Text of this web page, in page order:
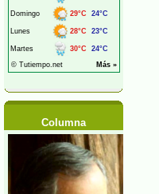
Columna